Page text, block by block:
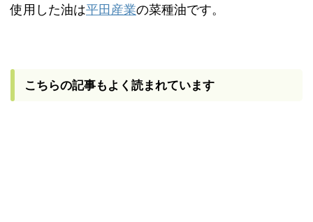
使用した油は平田産業の菜種油です。
こちらの記事もよく読まれています